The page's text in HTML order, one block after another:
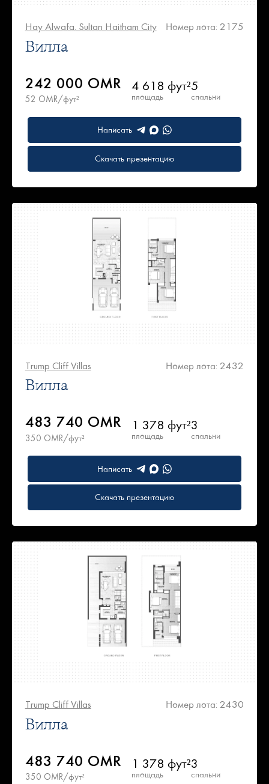
Hay Alwafa. Sultan Haitham City Номер лота: 2175
Вилла
242 000 OMR
52 OMR/фут²
4 618 фут²
площадь
5
спальни
Написать
Скачать презентацию
Trump Cliff Villas Номер лота: 2432
Вилла
483 740 OMR
350 OMR/фут²
1 378 фут²
площадь
3
спальни
Написать
Скачать презентацию
Trump Cliff Villas Номер лота: 2430
Вилла
483 740 OMR
350 OMR/фут²
1 378 фут²
площадь
3
спальни